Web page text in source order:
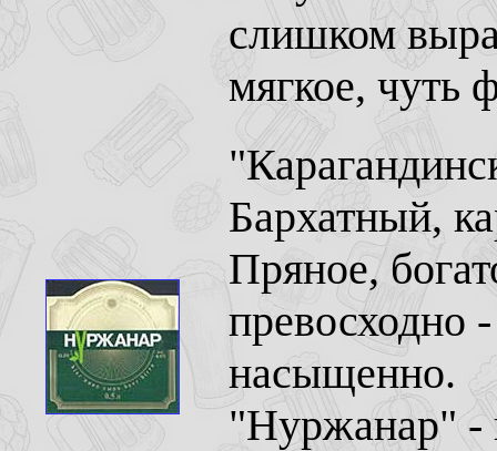
слишком
мягкое, чуть
Бархатный,
Пряное,
превосходно
насыщенно.
"Нуржанар" -